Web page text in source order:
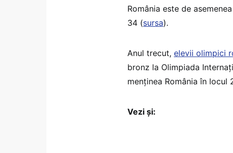
România este de
34 (sursa).
Anul trecut, elevii olimpici
bronz la Olimpiada
menținea România în locul
Vezi și: